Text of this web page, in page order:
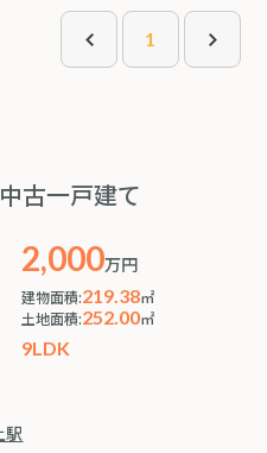
1
古一戸建て
2,000万円
建物面積:219.38㎡
土地面積:252.00㎡
9LDK
駅